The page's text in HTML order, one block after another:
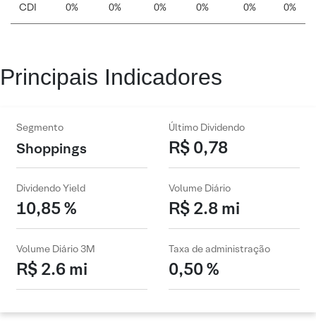
CDI 0% 0% 0% 0% 0% 0%
Principais Indicadores
Segmento
Shoppings
Último Dividendo
R$ 0,78
Dividendo Yield
10,85 %
Volume Diário
R$ 2.8 mi
Volume Diário 3M
R$ 2.6 mi
Taxa de administração
0,50 %